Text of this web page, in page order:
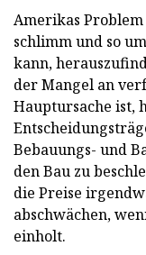
Amerikas
schlimm und so
kann,
der Mangel an
Hauptursache ist,
Bebauungs- und
den Bau zu
die Preise
abschwächen,
einholt.